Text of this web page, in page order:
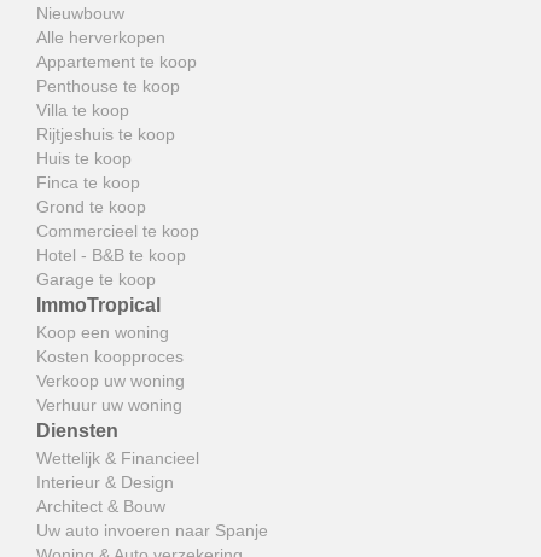
Nieuwbouw
Alle herverkopen
Appartement te koop
Penthouse te koop
Villa te koop
Rijtjeshuis te koop
Huis te koop
Finca te koop
Grond te koop
Commercieel te koop
Hotel - B&B te koop
Garage te koop
ImmoTropical
Koop een woning
Kosten koopproces
Verkoop uw woning
Verhuur uw woning
Diensten
Wettelijk & Financieel
Interieur & Design
Architect & Bouw
Uw auto invoeren naar Spanje